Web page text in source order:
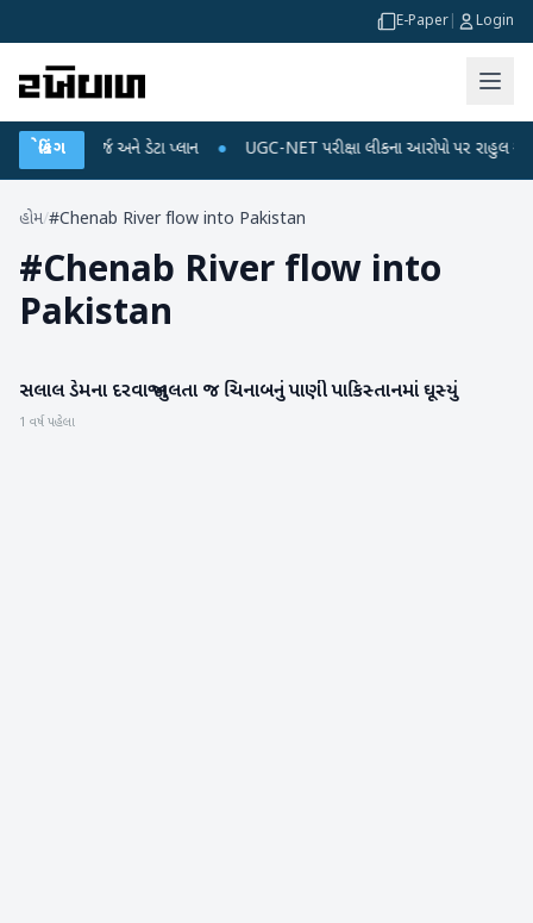
E-Paper Login
બ્રેકિંગ
રિચાર્જ અને ડેટા પ્લાન UGC-NET પરીક્ષા લીકના આરોપો પર રાહુલ
હોમ/#Chenab River flow into Pakistan
#Chenab River flow into
Pakistan
રાષ્ટ્રીય
સલાલ ડેમના દરવાજા ખુલતા જ ચિનાબનું પાણી પાકિસ્તાનમાં ઘૂસ્યું
1 વર્ષ પહેલા